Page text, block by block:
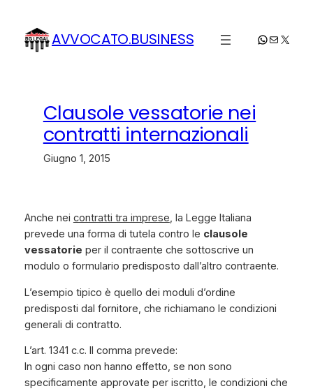
contenutoAVVOCATO.BUSINESS WhatsApp
Email
X
Clausole vessatorie nei
contratti internazionali
Giugno 1, 2015
Anche nei contratti tra imprese, la Legge Italiana
prevede una forma di tutela contro le clausole
vessatorie per il contraente che sottoscrive un
modulo o formulario predisposto dall’altro contraente.
L’esempio tipico è quello dei moduli d’ordine
predisposti dal fornitore, che richiamano le condizioni
generali di contratto.
L’art. 1341 c.c. II comma prevede:
In ogni caso non hanno effetto, se non sono
specificamente approvate per iscritto, le condizioni che